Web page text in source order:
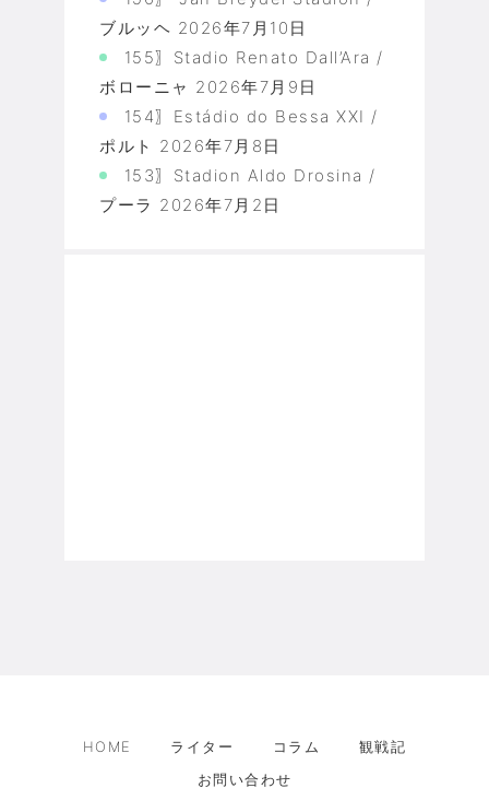
ブルッヘ 2026年7月10日
155〗Stadio Renato Dall’Ara /
ボローニャ 2026年7月9日
154〗Estádio do Bessa XXI /
ポルト 2026年7月8日
153〗Stadion Aldo Drosina /
プーラ 2026年7月2日
HOME ライター コラム
観戦記
お問い合わせ